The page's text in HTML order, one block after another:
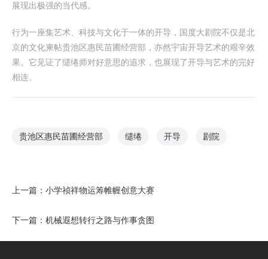
展现出极强的当代感。
行为一座集艺术、科技与文化于一体的开导，国度大剧院不仅是北
京的文化柬帖贵池区惠民苗圃经营部，亦然宇宙开导艺术的艰辛效
果。它见证了缱绻师对好意思的追求，也展现了开导与艺术的完好
相连。
贵池区惠民苗圃经营部 缱绻 开导 剧院
上一篇： 小学祯祥物运筹帷幄创意大赛
下一篇： 机械遐想转行之路与作事贪图